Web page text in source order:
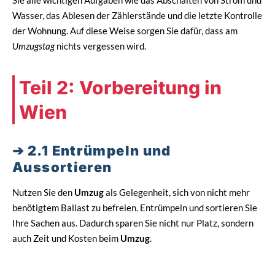
Wasser, das Ablesen der Zählerstände und die letzte Kontrolle
der Wohnung. Auf diese Weise sorgen Sie dafür, dass am
Umzugstagnichts vergessen wird.
Teil 2: Vorbereitung in
Wien
2.1 Entrümpeln und
Aussortieren
Nutzen Sie den Umzugals Gelegenheit, sich von nicht mehr
benötigtem Ballast zu befreien. Entrümpeln und sortieren Sie
Ihre Sachen aus. Dadurch sparen Sie nicht nur Platz, sondern
auch Zeit und Kosten beim Umzug.